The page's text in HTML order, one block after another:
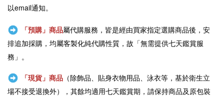
以email通知。
「預購」商品屬代購服務，皆是經由買家指定選購商品後，安
排追加採購，均屬客製化純代購性質，故「無需提供七天鑑賞服
務」。
「現貨」商品（除飾品、貼身衣物用品、泳衣等，基於衛生立
場不接受退換外），其餘均適用七天鑑賞期，請保持商品及原包裝